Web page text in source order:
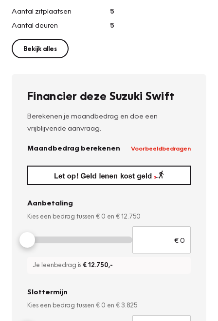
Aantal zitplaatsen
5
Aantal deuren
5
Bekijk alles
Financier deze Suzuki Swift
Berekenen je maandbedrag en doe een
vrijblijvende aanvraag.
Maandbedrag berekenen Voorbeeldbedragen
Aanbetaling
Kies een bedrag tussen € 0 en € 12.750
Je leenbedrag is€ 12.750,-
Slottermijn
Kies een bedrag tussen € 0 en € 3.825